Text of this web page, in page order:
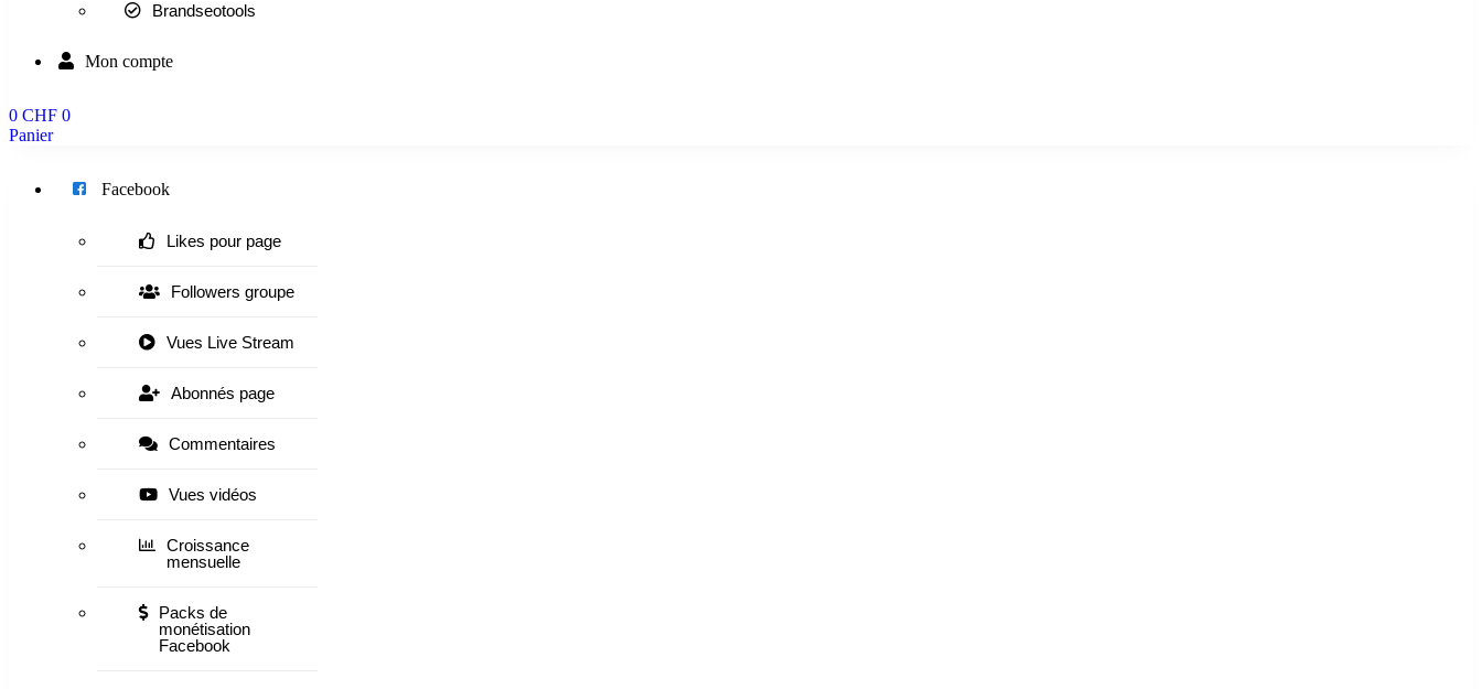
Brandseotools
Mon compte
0 CHF 0
Panier
Facebook
Likes pour page
Followers groupe
Vues Live Stream
Abonnés page
Commentaires
Vues vidéos
Croissance
mensuelle
Packs de
monétisation
Facebook